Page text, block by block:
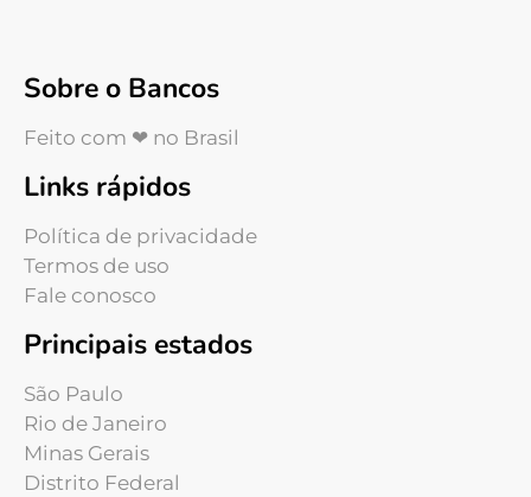
Sobre o Bancos
Feito com ❤ no Brasil
Links rápidos
Política de privacidade
Termos de uso
Fale conosco
Principais estados
São Paulo
Rio de Janeiro
Minas Gerais
Distrito Federal